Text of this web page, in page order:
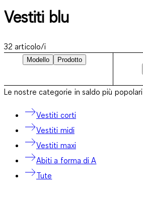
Vestiti blu
32 articolo/i
Modello
Prodotto
Le nostre categorie in saldo più popolari
Vestiti corti
Vestiti midi
Vestiti maxi
Abiti a forma di A
Tute